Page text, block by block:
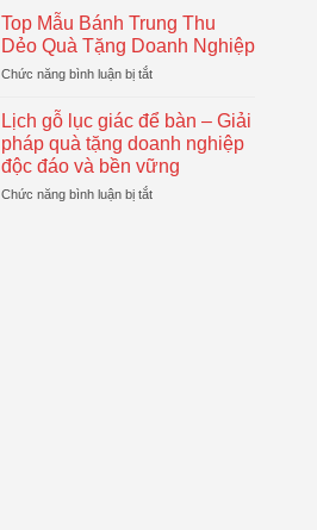
Thực
–
Giải
Quà
Doanh
Nghiệp
Hiệu
Quả
Tay
Tự
Động
Gọn
Đang
Được
Xu
Hướng
Top Mẫu Bánh Trung Thu
Dẻo Quà Tặng Doanh Nghiệp
Chức năng bình luận bị tắtở
Mẫu
Bánh
Trung
Thu
Dẻo
Lịch gỗ lục giác để bàn – Giải
pháp quà tặng doanh nghiệp
độc đáo và bền vững
Chức năng bình luận bị tắtở